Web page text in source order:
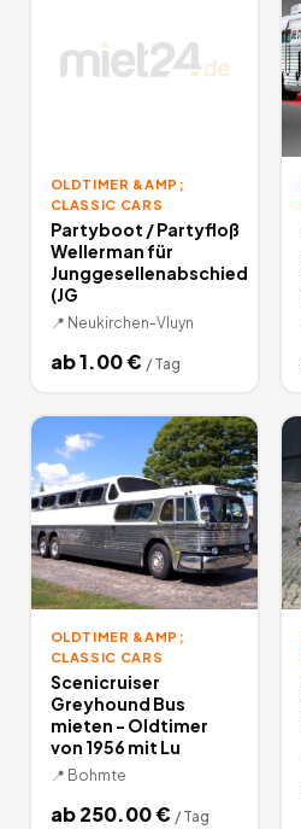
OLDTIMER &AMP;
CLASSIC CARS
Partyboot / Partyfloß
Wellerman für
Junggesellenabschied
(JG
📍 Neukirchen-Vluyn
ab1.00€ / Tag
OLDTIMER &AMP;
CLASSIC CARS
Scenicruiser
Greyhound Bus
mieten - Oldtimer
von 1956 mit Lu
📍 Bohmte
ab250.00€ / Tag